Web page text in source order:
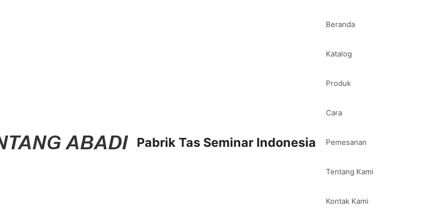
Pabrik Tas Seminar Indonesia
Beranda
Katalog
Produk
Cara
Pemesanan
Tentang Kami
Kontak Kami